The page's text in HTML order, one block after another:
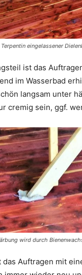
eingelassener
ist das
im Wasserbad
langsam unter
cremig sein, ggf.
wird durch
Auftragen mit